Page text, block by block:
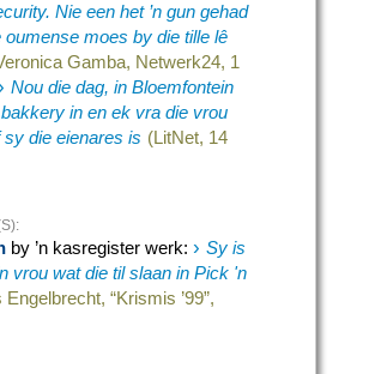
Nie een het ’n gun gehad
oumense moes by die tille lê
Gamba, Netwerk24, 1
Nou die dag, in Bloemfontein
bakkery in en ek vra die vrou
sy die eienares is (LitNet, 14
by ’n kasregister werk:› Sy is
vrou wat die til slaan in Pick 'n
Engelbrecht, “Krismis ’99”,